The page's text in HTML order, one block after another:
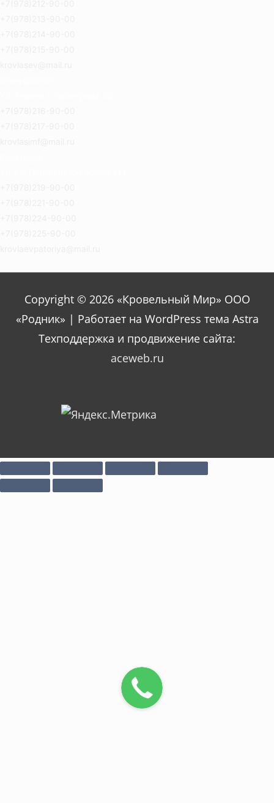
Copyright © 2026 «Кровельный Мир» ООО
«Родник» | Работает на WordPress тема Astra
Техподдержка и продвижение сайта:
aceweb.ru